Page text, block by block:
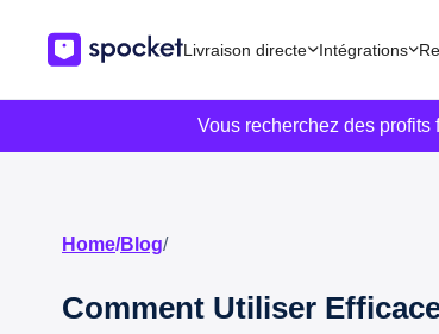
Livraison directe Intégrations
Vous recherchez des
Home/Blog/
Comment Utiliser